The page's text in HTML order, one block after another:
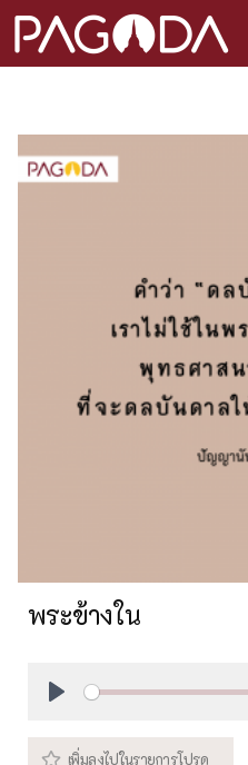
พระข้างใน